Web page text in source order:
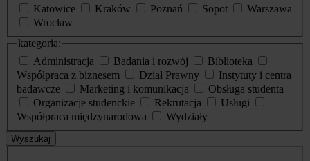
Katowice
Kraków Poznań Sopot
Warszawa
Wrocław
kategoria:
Administracja
Badania i rozwój
Biblioteka
Współpraca z biznesem
Dział Prawny
Instytuty i centra
badawcze
Marketing i komunikacja
Obsługa studenta
Organizacje studenckie
Rekrutacja
Usługi
Współpraca międzynarodowa
Wydziały
Wyszukaj